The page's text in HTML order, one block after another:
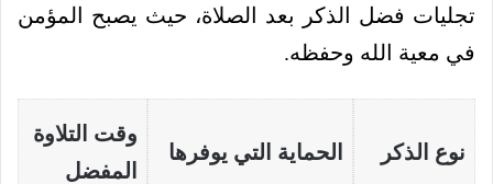
تجليات فضل الذكر بعد الصلاة، حيث يصبح المؤمن
في معية الله وحفظه.
نوع الذكر الحماية التي يوفرها
وقت التلاوة
المفضل